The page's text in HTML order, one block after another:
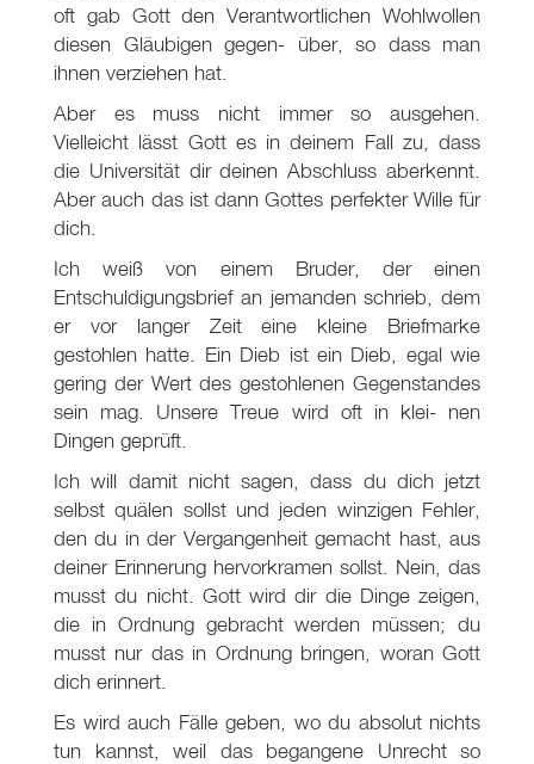
oft gab Gott den Verantwortlichen Wohlwollen
diesen Gläubigen gegen- über, so dass man
ihnen verziehen hat.
Aber es muss nicht immer so ausgehen.
Vielleicht lässt Gott es in deinem Fall zu, dass
die Universität dir deinen Abschluss aberkennt.
Aber auch das ist dann Gottes perfekter Wille für
dich.
Ich weiß von einem Bruder, der einen
Entschuldigungsbrief an jemanden schrieb, dem
er vor langer Zeit eine kleine Briefmarke
gestohlen hatte. Ein Dieb ist ein Dieb, egal wie
gering der Wert des gestohlenen Gegenstandes
sein mag. Unsere Treue wird oft in klei- nen
Dingen geprüft.
Ich will damit nicht sagen, dass du dich jetzt
selbst quälen sollst und jeden winzigen Fehler,
den du in der Vergangenheit gemacht hast, aus
deiner Erinnerung hervorkramen sollst. Nein, das
musst du nicht. Gott wird dir die Dinge zeigen,
die in Ordnung gebracht werden müssen; du
musst nur das in Ordnung bringen, woran Gott
dich erinnert.
Es wird auch Fälle geben, wo du absolut nichts
tun kannst, weil das begangene Unrecht so